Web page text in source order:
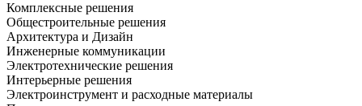
Комплексные решения
Общестроительные решения
Архитектура и Дизайн
Инженерные коммуникации
Электротехнические решения
Интерьерные решения
Электроинструмент и расходные материалы